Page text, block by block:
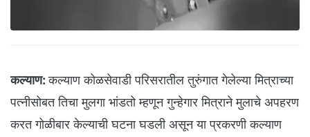
कल्याण: कल्याण कोळसेवाडी परिसरातील तुरुंगात गेलेल्या मित्राच्या
पत्नीसोबत तिचा मुलगा भांडतो म्हणून गुन्हेगार मित्राने मुलाचे अपहरण
करत गोळीबार केल्याची घटना घडली असून या प्रकरणी कल्याण